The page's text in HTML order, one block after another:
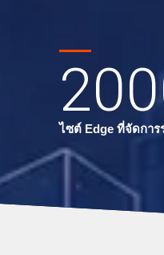
ไซต์ Edge ที่จัดการ